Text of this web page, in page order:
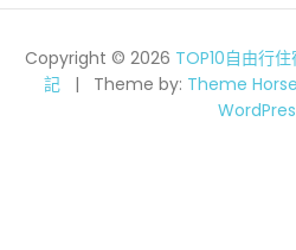
Copyright © 2026 TOP10自由行
記
Theme by: Theme Horse